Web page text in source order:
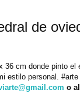
de
36 cm donde pinto el
estilo personal.
o